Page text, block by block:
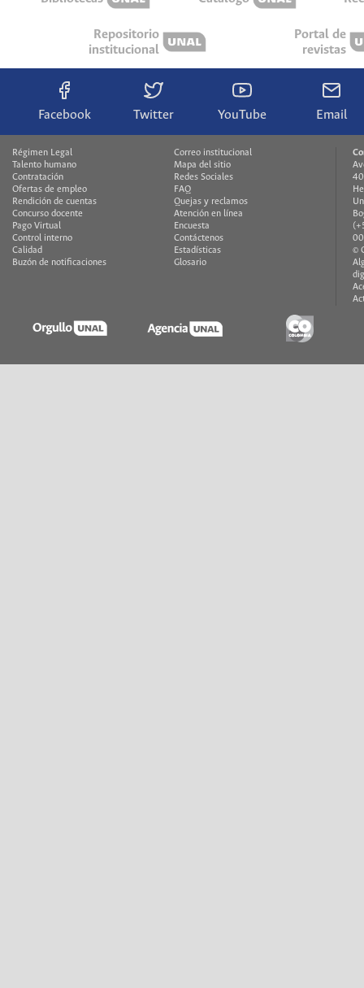
Repositorio
institucional
Portal de
revistas
Facebook Twitter YouTube Email
Régimen Legal
Talento humano
Contratación
Ofertas de empleo
Rendición de cuentas
Concurso docente
Pago Virtual
Control interno
Calidad
Buzón de notificaciones
Correo institucional
Mapa del sitio
Redes Sociales
FAQ
Quejas y reclamos
Atención en línea
Encuesta
Contáctenos
Estadísticas
Glosario
©